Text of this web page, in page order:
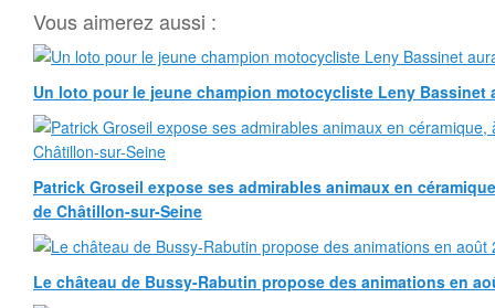
Vous aimerez aussi :
Un loto pour le jeune champion motocycliste Leny Bassinet
Patrick Groseil expose ses admirables animaux en
de Châtillon-sur-Seine
Le château de Bussy-Rabutin propose des animations en